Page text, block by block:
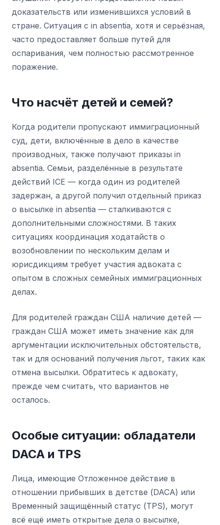
доказательств или изменившихся условий в
стране. Ситуация с in absentia, хотя и серьёзная,
часто предоставляет больше путей для
оспаривания, чем полностью рассмотренное
поражение.
Что насчёт детей и семей?
Когда родители пропускают иммиграционный
суд, дети, включённые в дело в качестве
производных, также получают приказы in
absentia. Семьи, разделённые в результате
действий ICE — когда один из родителей
задержан, а другой получил отдельный приказ
о высылке in absentia — сталкиваются с
дополнительными сложностями. В таких
ситуациях координация ходатайств о
возобновлении по нескольким делам и
юрисдикциям требует участия адвоката с
опытом в сложных семейных иммиграционных
делах.
Для родителей граждан США наличие детей —
граждан США может иметь значение как для
аргументации исключительных обстоятельств,
так и для оснований получения льгот, таких как
отмена высылки. Обратитесь к адвокату,
прежде чем считать, что вариантов не
осталось.
Особые ситуации: обладатели
DACA и TPS
Лица, имеющие Отложенное действие в
отношении прибывших в детстве (DACA) или
Временный защищённый статус (TPS), могут
всё ещё иметь открытые дела о высылке,